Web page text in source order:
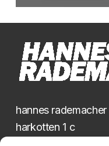
hannes rademacher
harkotten 1 c